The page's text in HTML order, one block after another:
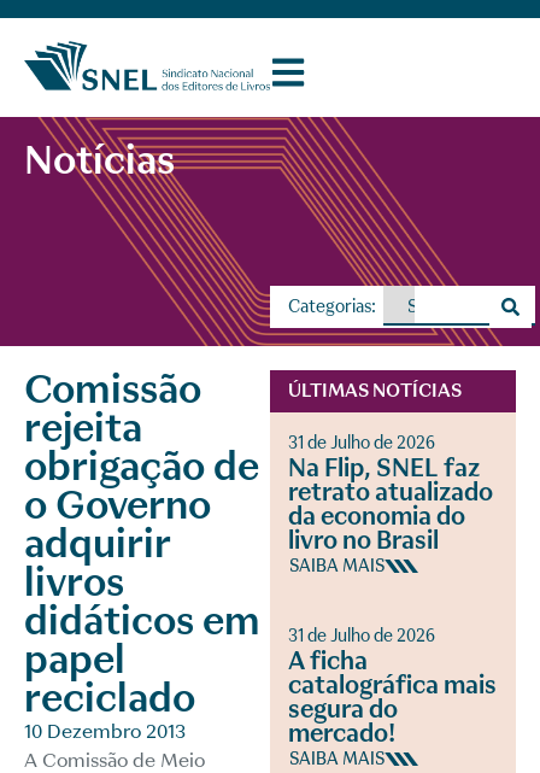
Notícias
Categorias:
Comissão
rejeita
obrigação de
o Governo
adquirir
livros
didáticos em
papel
reciclado
10 Dezembro 2013
A Comissão de Meio
ÚLTIMAS NOTÍCIAS
31 de Julho de 2026
Na Flip, SNEL faz
retrato atualizado
da economia do
livro no Brasil
SAIBA MAIS
31 de Julho de 2026
A ficha
catalográfica mais
segura do
mercado!
SAIBA MAIS